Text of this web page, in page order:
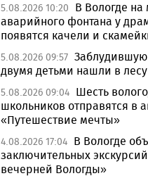
5.08.2026 10:20
В Вологде на
аварийного фонтана у
появятся качели и
5.08.2026 09:57
двумя детьми нашли в
5.08.2026 09:04 Шесть
школьников отправятся в
«Путешествие мечты»
4.08.2026 17:04 В Вологде
заключительных
вечерней Вологды»